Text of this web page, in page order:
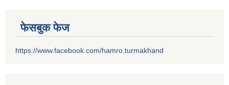
फेसबुक फेज
https://www.facebook.com/hamro.turmakhand